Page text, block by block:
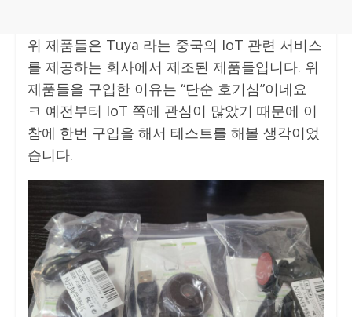
위 제품들은 Tuya 라는 중국의 IoT 관련 서비스
를 제공하는 회사에서 제조된 제품들입니다. 위
제품들을 구입한 이유는 “단순 호기심”이네요
ㅋ 예전부터 IoT 쪽에 관심이 많았기 때문에 이
참에 한번 구입을 해서 테스트를 해볼 생각이었
습니다.